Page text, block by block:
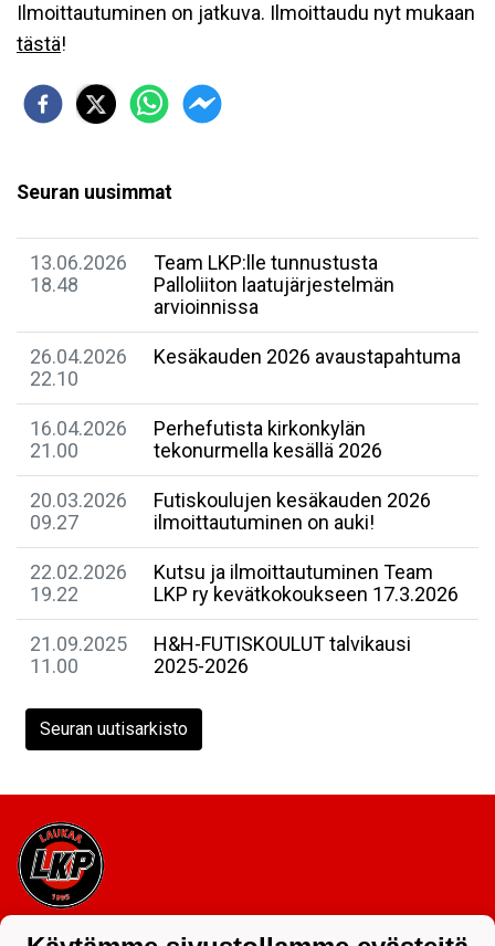
Ilmoittautuminen on jatkuva. Ilmoittaudu nyt mukaan
tästä!
Seuran uusimmat
13.06.2026
18.48
Team LKP:lle tunnustusta
Palloliiton laatujärjestelmän
arvioinnissa
26.04.2026
22.10
Kesäkauden 2026 avaustapahtuma
16.04.2026
21.00
Perhefutista kirkonkylän
tekonurmella kesällä 2026
20.03.2026
09.27
Futiskoulujen kesäkauden 2026
ilmoittautuminen on auki!
22.02.2026
19.22
Kutsu ja ilmoittautuminen Team
LKP ry kevätkokoukseen 17.3.2026
21.09.2025
11.00
H&H-FUTISKOULUT talvikausi
2025-2026
Seuran uutisarkisto